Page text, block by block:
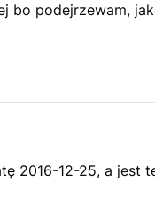
bo podejrzewam,
2016-12-25, a jest